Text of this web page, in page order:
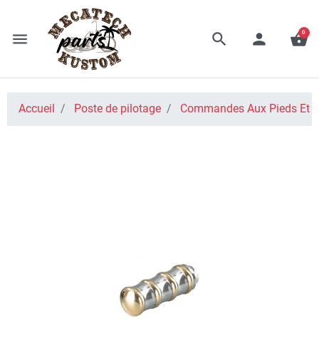
menu search person shopping_basket
0
Accueil Poste de pilotage Commandes Aux Pieds Et